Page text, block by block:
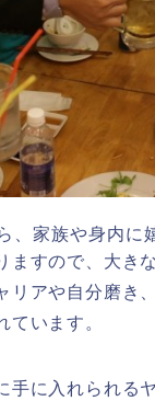
、家族や身内
ますので、大き
リアや自分磨き
ています。
手に入れられる